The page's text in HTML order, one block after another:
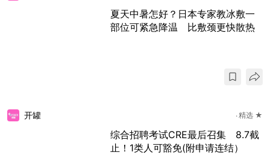
夏天中暑怎好？日本专家教冰敷一
部位可紧急降温 比敷颈更快散热
开罐 精选 ★
综合招聘考试CRE最后召集 8.7截
止！1类人可豁免(附申请连结）